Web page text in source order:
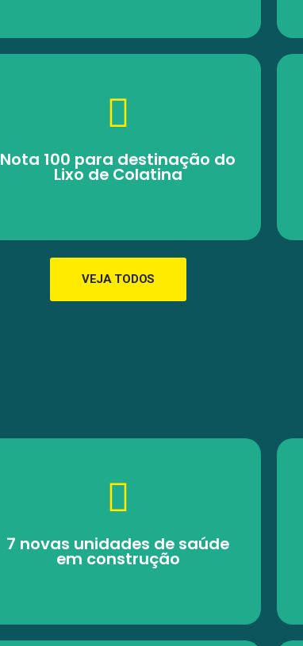
Nota 100 para destinação do
Lixo de Colatina
VEJA TODOS
7 novas unidades de saúde
em construção